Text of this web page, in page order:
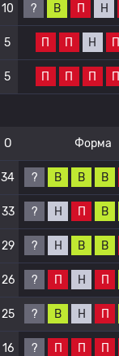
10 ? В П Н
5 П П Н П
5 П П П П
О Форма
34 ? В В В
33 ? Н П В
29 ? Н В В
26 ? П Н П
25 ? В Н П
16 ? П П П